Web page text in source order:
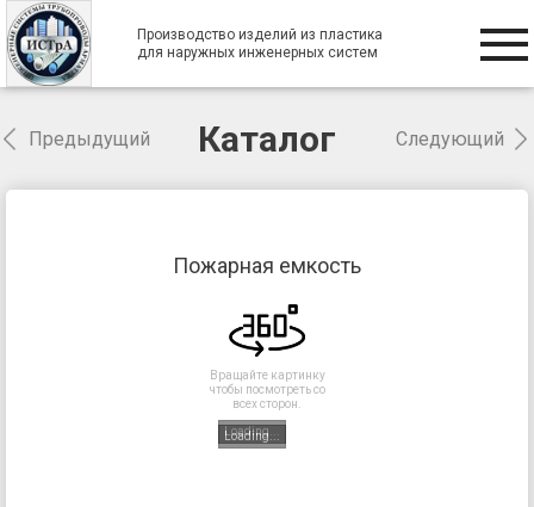
Производство изделий из пластика
для наружных инженерных систем
Предыдущий Каталог Следующий
Пожарная емкость
Вращайте картинку
чтобы посмотреть со
всех сторон.
Loading...
Loading...